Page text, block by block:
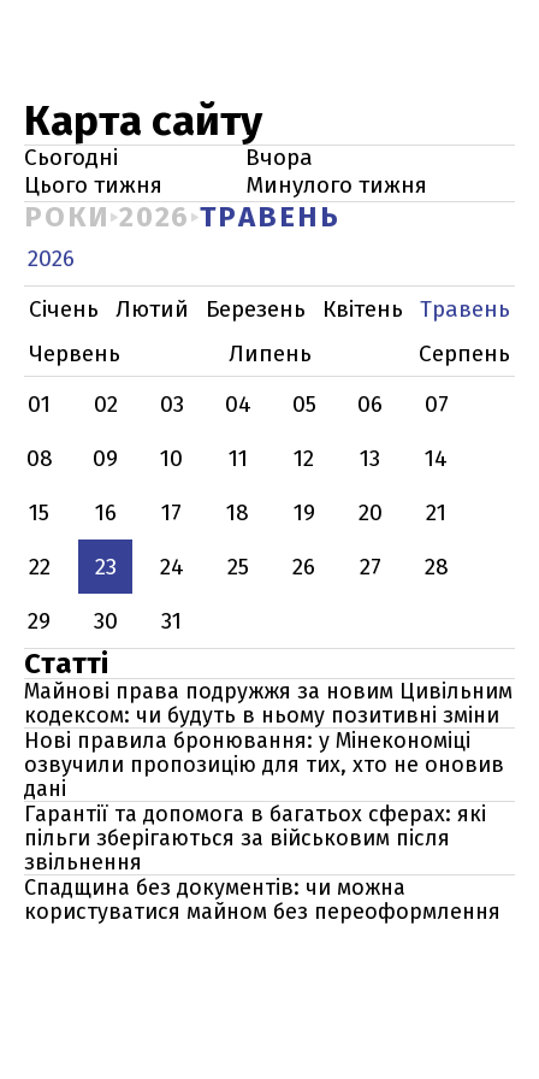
Карта сайту
Сьогодні
Вчора
Цього тижня
Минулого тижня
РОКИ 2026 ТРАВЕНЬ
2026
Січень
Лютий Березень Квітень
Травень
Червень
Липень
Серпень
01
02 03 04 05 06
07
08
09 10 11 12 13
14
15
16 17 18 19 20
21
22
23 24 25 26 27
28
29
30 31
Статті
Майнові права подружжя за новим Цивільним
кодексом: чи будуть в ньому позитивні зміни
Нові правила бронювання: у Мінекономіці
озвучили пропозицію для тих, хто не оновив
дані
Гарантії та допомога в багатьох сферах: які
пільги зберігаються за військовим після
звільнення
Спадщина без документів: чи можна
користуватися майном без переоформлення